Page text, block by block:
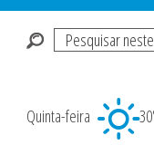
Pesquisar
Quinta-feira